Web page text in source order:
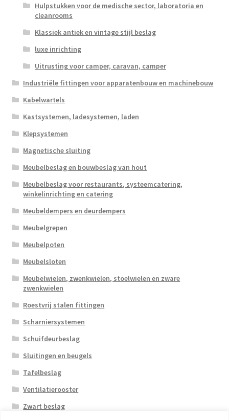
Hulpstukken voor de medische sector, laboratoria en
cleanrooms
Klassiek antiek en vintage stijl beslag
luxe inrichting
Uitrusting voor camper, caravan, camper
Industriële fittingen voor apparatenbouw en machinebouw
Kabelwartels
Kastsystemen, ladesystemen, laden
Klepsystemen
Magnetische sluiting
Meubelbeslag en bouwbeslag van hout
Meubelbeslag voor restaurants, systeemcatering,
winkelinrichting en catering
Meubeldempers en deurdempers
Meubelgrepen
Meubelpoten
Meubelsloten
Meubelwielen, zwenkwielen, stoelwielen en zware
zwenkwielen
Roestvrij stalen fittingen
Scharniersystemen
Schuifdeurbeslag
Sluitingen en beugels
Tafelbeslag
Ventilatierooster
Zwart beslag